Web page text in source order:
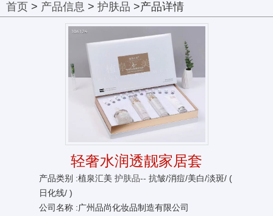
首页 > 产品信息 > 护肤品 >产品详情
轻奢水润透靓家居套
产品类别 :植泉汇美 护肤品-- 抗皱/消痘/美白/淡斑/ (
日化线/ )
公司名称 :广州品尚化妆品制造有限公司